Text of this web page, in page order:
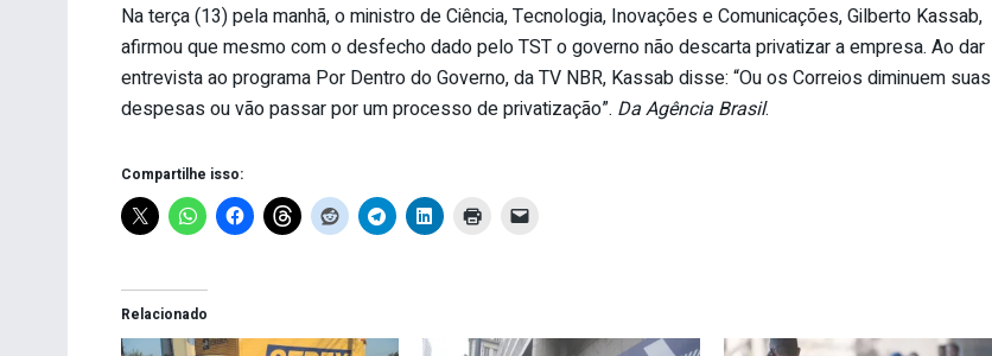
Na terça (13) pela manhã, o ministro de Ciência, Tecnologia, Inovações e Comunicações, Gilberto Kassab,
afirmou que mesmo com o desfecho dado pelo TST o governo não descarta privatizar a empresa. Ao dar
entrevista ao programa Por Dentro do Governo, da TV NBR, Kassab disse: “Ou os Correios diminuem suas
despesas ou vão passar por um processo de privatização”. Da Agência Brasil.
Compartilhe isso:
Relacionado